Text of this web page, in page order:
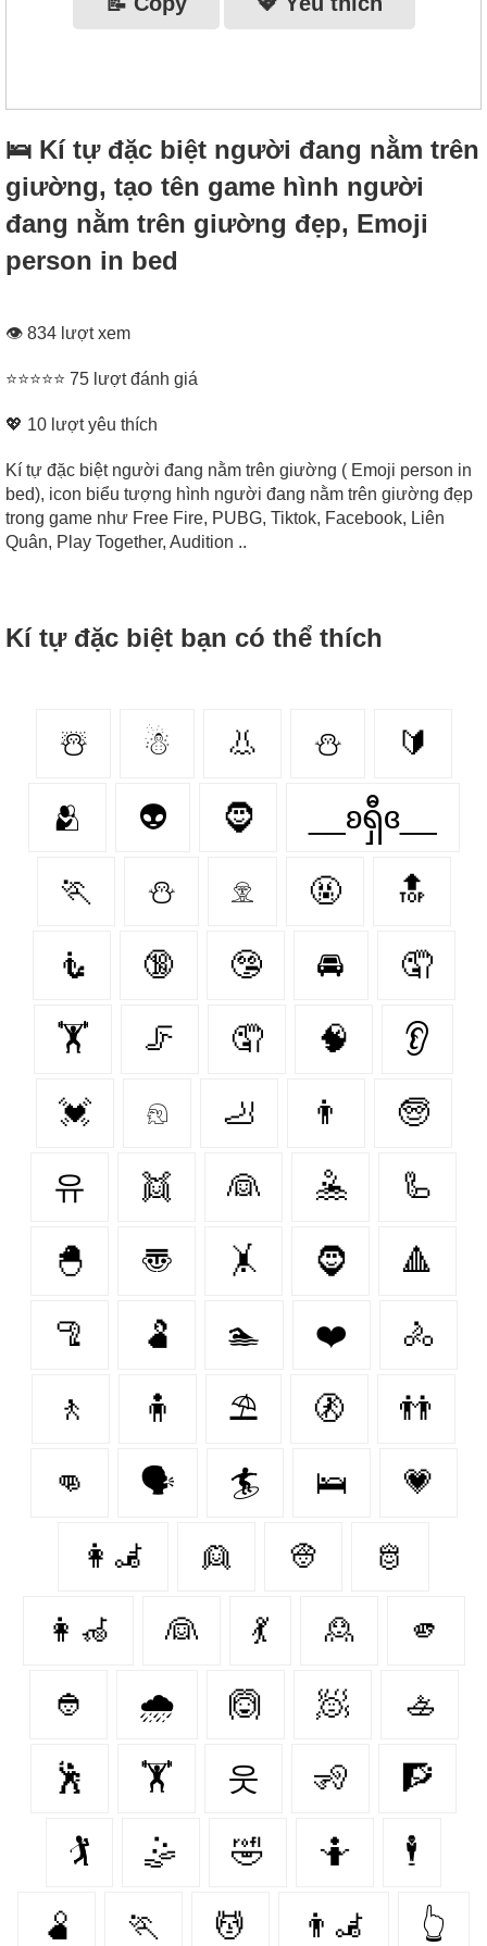
🛌 Kí tự đặc biệt người đang nằm trên
giường, tạo tên game hình người
đang nằm trên giường đẹp, Emoji
person in bed
👁 834 lượt xem
⭐⭐⭐⭐⭐ 75 lượt đánh giá
💖 10 lượt yêu thích
Kí tự đặc biệt người đang nằm trên giường ( Emoji person in
bed), icon biểu tượng hình người đang nằm trên giường đẹp
trong game như Free Fire, PUBG, Tiktok, Facebook, Liên
Quân, Play Together, Audition ..
Kí tự đặc biệt bạn có thể thích
☃️ ☃ 👃 ⛄️ 🔰
🫂 👽 🧔 __ʚရှီɞ__
🏃 ⛄ 𓁷 🤬 🔝
🧜 🔞 🤥 🚘 🤦‍
🏋️‍ 🦵 🤦 🧠 👂
💓 𓁶 🦶 👨 🧓
유 👯 👰 🤽 🦾
🐣 〠 🤸 🧔‍ 🔺
🦿 🫃 🏊 ❤️‍ 🚴
🚶 🧍 ⛱ 🚷 👬
👊 🗣️ 🏄 🛌 💗
👩‍🦼‍ 👱 👳 🫅
👩‍🦽‍ 👰‍ 💃 🙎‍ 🫵
👲 🌧 🙆 🧖 🚣
🕺 🏋 웃 🧏 🧗
🏌 🤹 🤣 🤷 🕴
🫄 🏃‍ 💆 👨‍🦼‍️ 👆